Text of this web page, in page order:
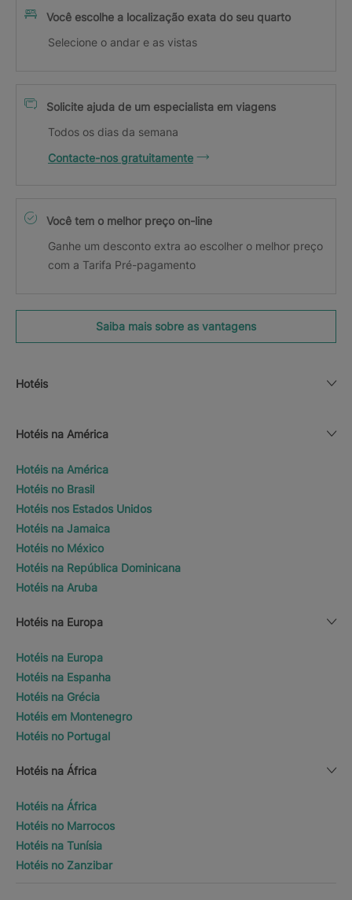
Você escolhe a localização exata do seu quarto
Selecione o andar e as vistas
Solicite ajuda de um especialista em viagens
Todos os dias da semana
Contacte-nos gratuitamente
Você tem o melhor preço on-line
Ganhe um desconto extra ao escolher o melhor preço
com a Tarifa Pré-pagamento
Saiba mais sobre as vantagens
Hotéis
Hotéis na América
Hotéis na América
Hotéis no Brasil
Hotéis nos Estados Unidos
Hotéis na Jamaica
Hotéis no México
Hotéis na República Dominicana
Hotéis na Aruba
Hotéis na Europa
Hotéis na Europa
Hotéis na Espanha
Hotéis na Grécia
Hotéis em Montenegro
Hotéis no Portugal
Hotéis na África
Hotéis na África
Hotéis no Marrocos
Hotéis na Tunísia
Hotéis no Zanzibar